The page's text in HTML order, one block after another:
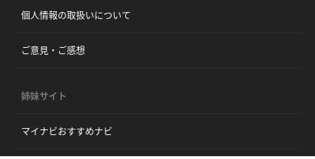
個人情報の取扱いについて
ご意見・ご感想
姉妹サイト
マイナビおすすめナビ